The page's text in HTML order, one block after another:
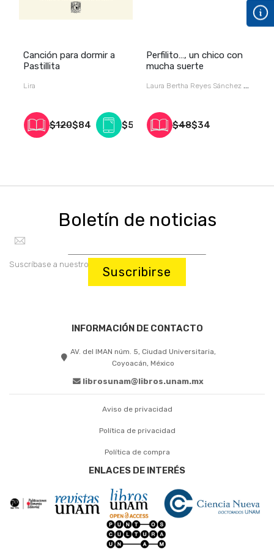
Canción para dormir a
Pastillita
Lira
$120$84 $55
Perfilito…, un chico con
mucha suerte
Laura Bertha Reyes Sánchez /
$48$34
Boletín de noticias
Suscríbase a nuestro boletín:
Suscribirse
INFORMACIÓN DE CONTACTO
AV. del IMAN núm. 5, Ciudad Universitaria,
Coyoacán, México
librosunam@libros.unam.mx
Aviso de privacidad
Política de privacidad
Política de compra
ENLACES DE INTERÉS